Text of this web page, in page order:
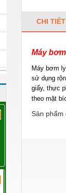
CHI
Máy
Máy bơm
sử dụng
giấy, thực
theo mặt
Sản phẩm